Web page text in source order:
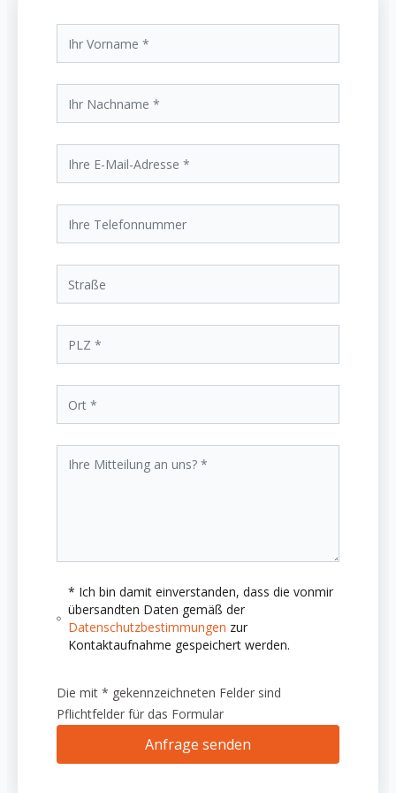
* Ich bin damit einverstanden, dass die vonmir
übersandten Daten gemäß der
Datenschutzbestimmungen zur
Kontaktaufnahme gespeichert werden.
Die mit * gekennzeichneten Felder sind
Pflichtfelder für das Formular
Anfrage senden